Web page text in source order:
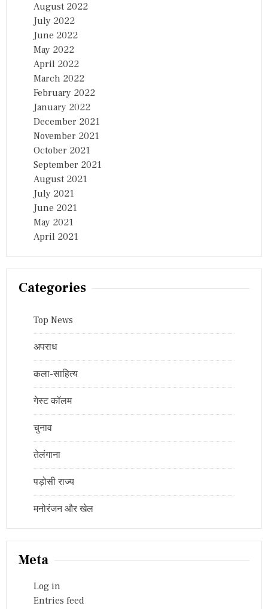
August 2022
July 2022
June 2022
May 2022
April 2022
March 2022
February 2022
January 2022
December 2021
November 2021
October 2021
September 2021
August 2021
July 2021
June 2021
May 2021
April 2021
Categories
Top News
अपराध
कला-साहित्य
गेस्ट कॉलम
चुनाव
तेलंगाना
पड़ोसी राज्य
मनोरंजन और खेल
Meta
Log in
Entries feed